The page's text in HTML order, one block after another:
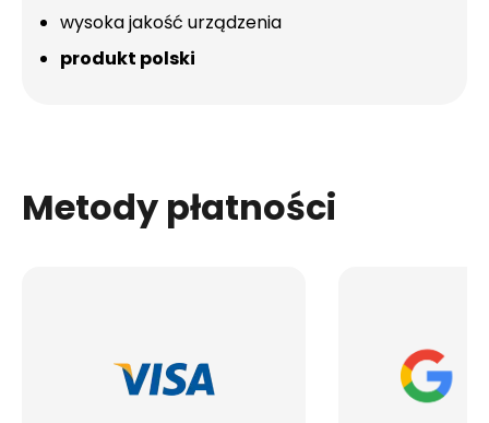
wysoka jakość urządzenia
produkt polski
Metody płatności